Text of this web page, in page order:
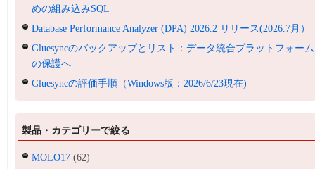
めの組み込みSQL
Database Performance Analyzer (DPA) 2026.2 リリース(2026.7月）
Gluesyncのバックアップとリスト：データ統合プラットフォーム
の保護へ
Gluesyncの評価手順（Windows版：2026/6/23現在)
製品・カテゴリーで絞る
MOLO17 (62)